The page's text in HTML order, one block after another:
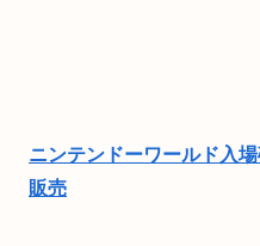
ニンテンドーワールド入
販売